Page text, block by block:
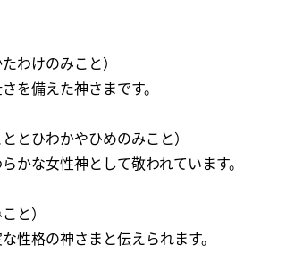
わけのみこと）
を備えた神さまです。
とひわかやひめのみこと）
かな女性神として敬われています。
と）
性格の神さまと伝えられます。